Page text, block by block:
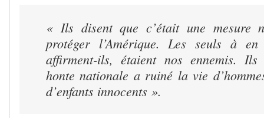
« Ils disent que c’était une mesure
protéger l’Amérique. Les seuls à
affirment-ils, étaient nos ennemis. Ils
honte nationale a ruiné la vie
d’enfants innocents ».